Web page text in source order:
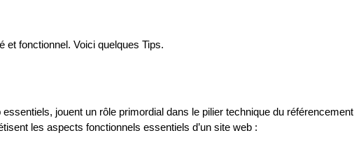
et fonctionnel. Voici quelques Tips.
jouent un rôle primordial dans le pilier technique du référencement
les aspects fonctionnels essentiels d’un site web :